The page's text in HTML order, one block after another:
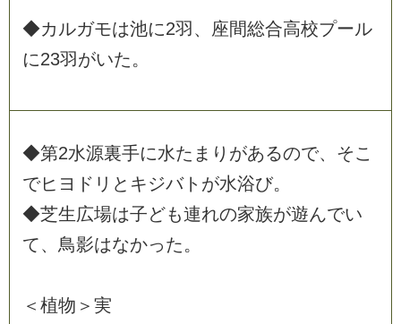
◆カ ルガモは池に2羽 、 座間総合高校プール
に23羽がいた。
◆第2水源裏手に水た ま り があるので、 そこ
でヒ ヨ ド リ と キジバト が水浴び。
◆芝生広場は子ども連れの家族が遊んでい
て、 鳥影はなかった。
＜ 植物 ＞ 実